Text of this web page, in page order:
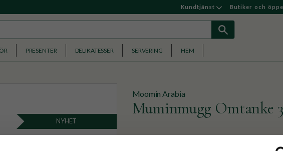
Kundtjänst Butiker och
PRESENTER DELIKATESSER SERVERING HEM
Moomin Arabia
Muminmugg Omtanke
​Muminmugg med motiv som fångar den
NYHET